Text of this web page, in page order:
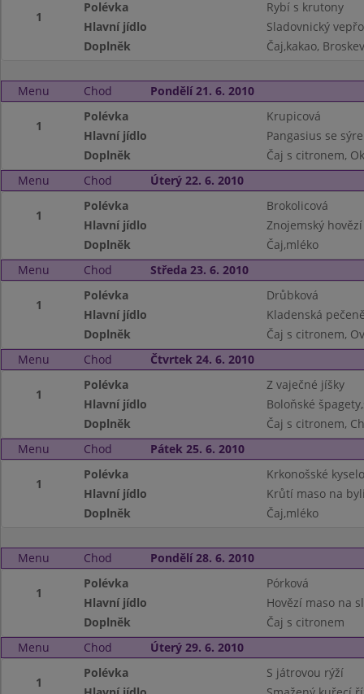
1
Polévka
Rybí s krutony
Hlavní jídlo
Sladovnický
Doplněk
Čaj,kakao, Broskev
Menu Chod Pondělí 21. 6. 2010
1
Polévka
Krupicová
Hlavní jídlo
Pangasius se
Doplněk
Čaj s citronem,
Menu
Chod Úterý 22. 6. 2010
1
Polévka
Brokolicová
Hlavní jídlo
Znojemský
Doplněk
Čaj,mléko
Menu
Chod Středa 23. 6. 2010
1
Polévka
Drůbková
Hlavní jídlo
Kladenská
Doplněk
Čaj s citronem,
Menu
Chod Čtvrtek 24. 6. 2010
1
Polévka
Z vaječné jíšky
Hlavní jídlo
Boloňské
Doplněk
Čaj s citronem,
Menu
Chod Pátek 25. 6. 2010
1
Polévka
Krkonošské kyselo
Hlavní jídlo
Krůtí maso na
Doplněk
Čaj,mléko
Menu Chod Pondělí 28. 6. 2010
1
Polévka
Pórková
Hlavní jídlo
Hovězí maso na
Doplněk
Čaj s citronem
Menu
Chod Úterý 29. 6. 2010
1
Polévka
S játrovou rýží